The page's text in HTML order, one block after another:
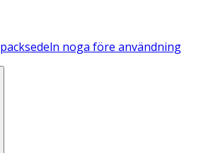
noga före användning